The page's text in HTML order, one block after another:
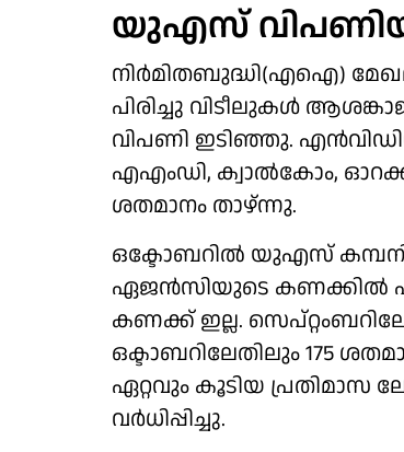
യുഎസ്
നിര്‍മിതബുദ്ധി(എഐ)
പിരിച്ചു വിടീലുകള്‍
വിപണി ഇടിഞ്ഞു.
എഎംഡി, ക്വാല്‍കോം,
ശതമാനം താഴ്ന്നു.
ഒക്ടോബറില്‍ യുഎസ്
ഏജന്‍സിയുടെ കണക്കില്‍
കണക്ക് ഇല്ല.
ഒക്ടാബറിലേതിലും 175
ഏറ്റവും കൂടിയ
വര്‍ധിപ്പിച്ചു.